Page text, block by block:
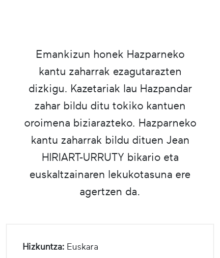
Emankizun honek Hazparneko
kantu zaharrak ezagutarazten
dizkigu. Kazetariak lau Hazpandar
zahar bildu ditu tokiko kantuen
oroimena biziarazteko. Hazparneko
kantu zaharrak bildu dituen Jean
HIRIART-URRUTY bikario eta
euskaltzainaren lekukotasuna ere
agertzen da.
Hizkuntza: Euskara